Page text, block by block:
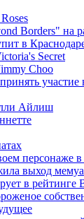
Borders" на
в
Secret
Choo
участие
Айлиш
персонаже
выход
в рейтинге